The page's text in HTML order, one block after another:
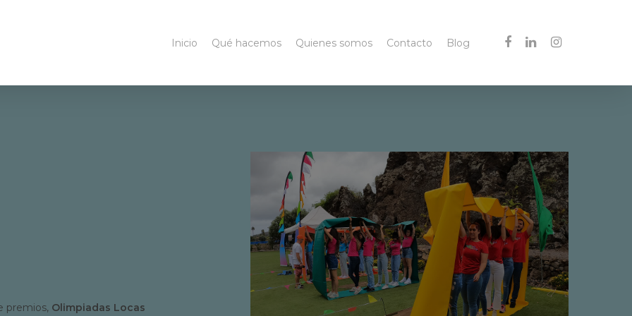
Inicio Qué hacemos Quienes somos Contacto Blog facebooklinkedininstagram
premios, Olimpiadas Locas